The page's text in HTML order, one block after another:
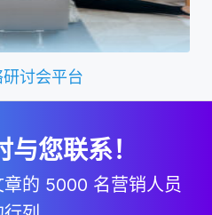
讨会平台
您联系！
的 5000 名营销人员